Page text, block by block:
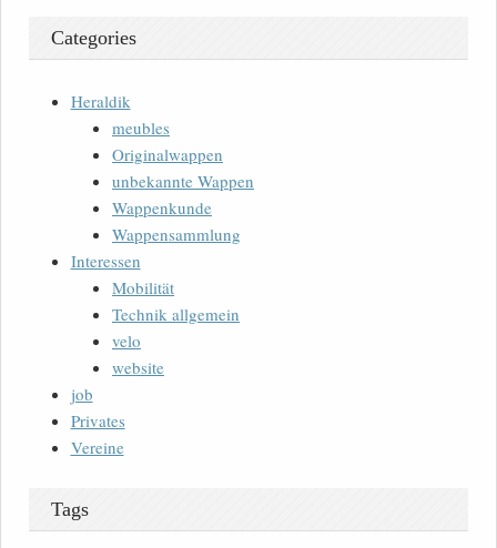
Categories
Heraldik
meubles
Originalwappen
unbekannte Wappen
Wappenkunde
Wappensammlung
Interessen
Mobilität
Technik allgemein
velo
website
job
Privates
Vereine
Tags